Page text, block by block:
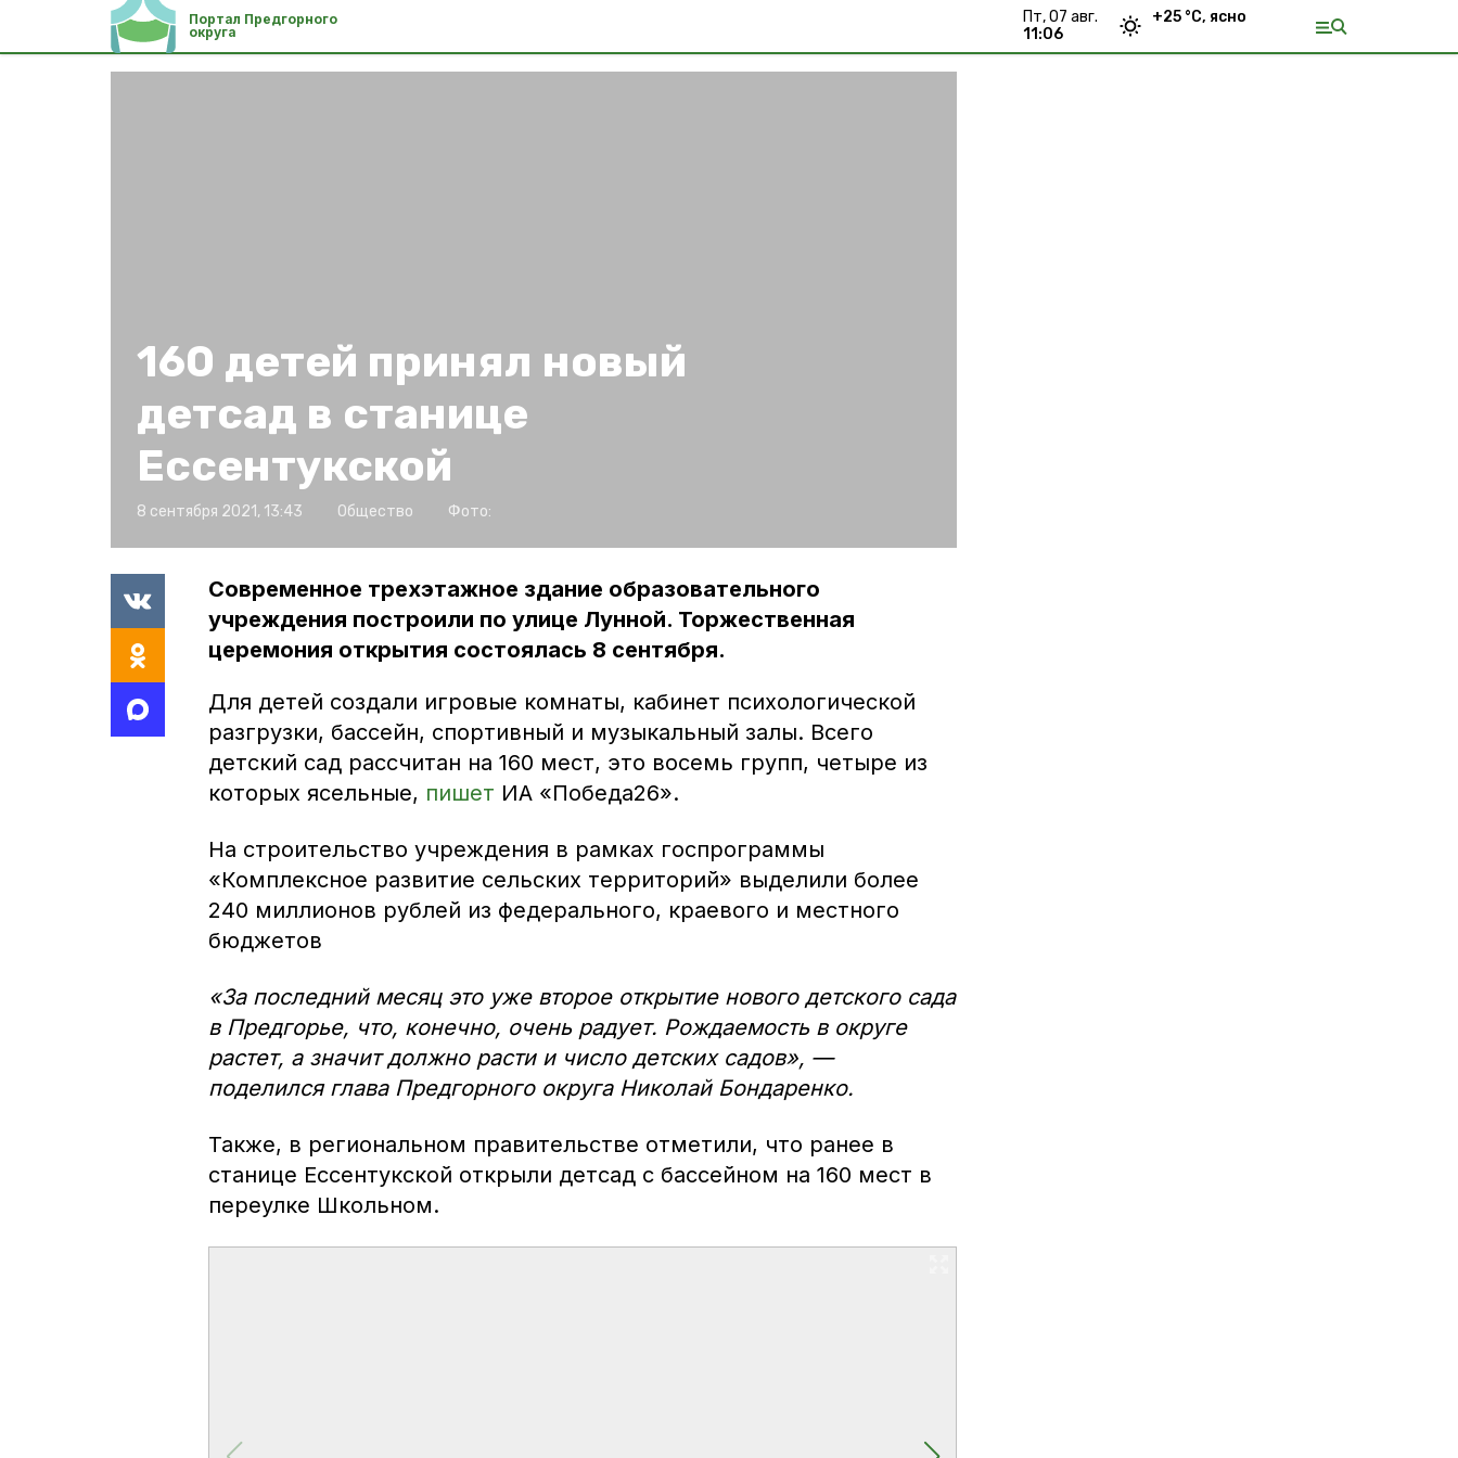
Портал Предгорного
округа
пт, 07 авг.
11:06
+25 °С, ясно
160 детей принял новый
детсад в станице
Ессентукской
8 сентября 2021, 13:43 Общество Фото:
Современное трехэтажное здание образовательного
учреждения построили по улице Лунной. Торжественная
церемония открытия состоялась 8 сентября.
Для детей создали игровые комнаты, кабинет психологической
разгрузки, бассейн, спортивный и музыкальный залы. Всего
детский сад рассчитан на 160 мест, это восемь групп, четыре из
которых ясельные, пишет ИА «Победа26».
На строительство учреждения в рамках госпрограммы
«Комплексное развитие сельских территорий» выделили более
240 миллионов рублей из федерального, краевого и местного
бюджетов
«За последний месяц это уже второе открытие нового детского сада
в Предгорье, что, конечно, очень радует. Рождаемость в округе
растет, а значит должно расти и число детских садов», —
поделился глава Предгорного округа Николай Бондаренко.
Также, в региональном правительстве отметили, что ранее в
станице Ессентукской открыли детсад с бассейном на 160 мест в
переулке Школьном.